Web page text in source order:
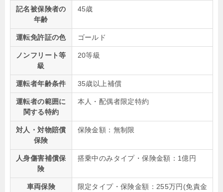
記名被保険者の
年齢
45歳
運転免許証の色 ゴールド
ノンフリート等
級
20等級
運転者年齢条件 35歳以上補償
運転者の範囲に
関する特約
本人・配偶者限定特約
対人・対物賠償
保険
保険金額：無制限
人身傷害補償保
険
搭乗中のみタイプ・保険金額：1億円
車両保険
限定タイプ・保険金額：255万円(免責金